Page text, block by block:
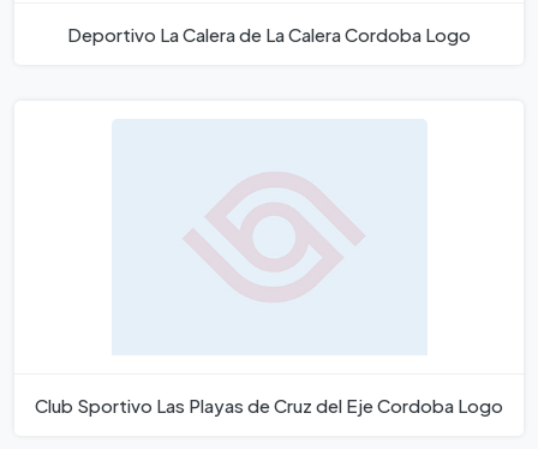
Deportivo La Calera de La Calera Cordoba Logo
Club Sportivo Las Playas de Cruz del Eje Cordoba Logo